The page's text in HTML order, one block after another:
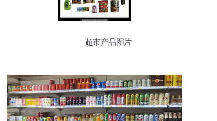
超市产品图片